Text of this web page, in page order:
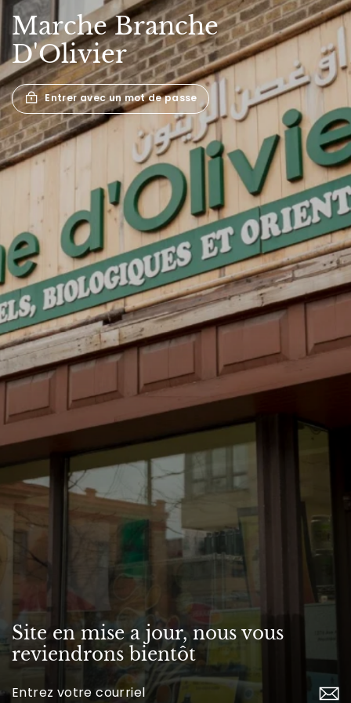
MarcheBranche
D'Olivier
Entrer avec un mot de passe
Site en mise a jour, nous vous
reviendrons bientôt
Inscrivez-